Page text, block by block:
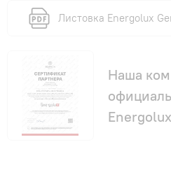
Листовка Energolux
Наша
Energolux